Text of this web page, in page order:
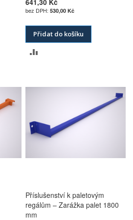
530,00 Kč
Přidat do košíku
POROVNÁNÍ
Příslušenství k paletovým
regálům – Zarážka palet 1800
mm